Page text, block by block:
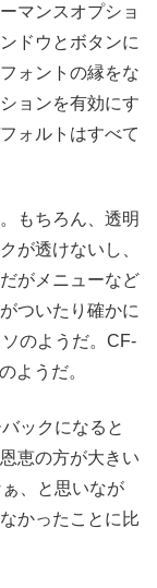
マンスオプショ
ドウとボタンに
ォントの縁をな
ョンを有効にす
ォルトはすべて
もちろん、透明
が透けないし、
がメニューなど
ついたり確かに
のようだ。CF-
ようだ。
ックになると
恵の方が大きい
、と思いなが
かったことに比